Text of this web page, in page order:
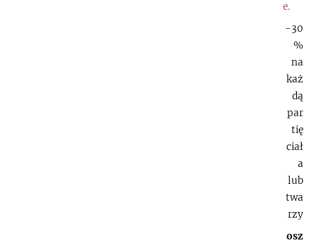
e.
-30
%
na
każ
dą
par
tię
ciał
a
lub
twa
rzy
osz